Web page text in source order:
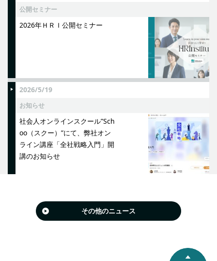
公開セミナー
2026年ＨＲＩ公開セミナー
2026/5/19
お知らせ
社会人オンラインスクール”Sch
oo（スクー）”にて、弊社オン
ライン講座「全社戦略入門」開
講のお知らせ
その他のニュース